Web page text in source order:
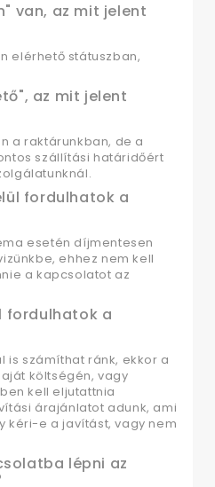
van, az mit jelent
elérhető státuszban,
az mit jelent
a raktárunkban, de a
szállítási határidőért
fordulhatok a
esetén díjmentesen
ehhez nem kell
a kapcsolatot az
fordulhatok a
is számíthat ránk, ekkor a
költségén, vagy
kell eljutattnia
árajánlatot adunk, ami
kéri-e a javítást, vagy nem
lépni az